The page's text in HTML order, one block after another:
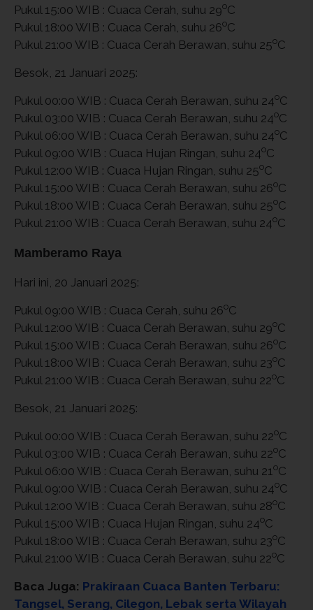
Pukul 15:00 WIB : Cuaca Cerah, suhu 29oC
Pukul 18:00 WIB : Cuaca Cerah, suhu 26oC
Pukul 21:00 WIB : Cuaca Cerah Berawan, suhu 25oC
Besok, 21 Januari 2025:
Pukul 00:00 WIB : Cuaca Cerah Berawan, suhu 24oC
Pukul 03:00 WIB : Cuaca Cerah Berawan, suhu 24oC
Pukul 06:00 WIB : Cuaca Cerah Berawan, suhu 24oC
Pukul 09:00 WIB : Cuaca Hujan Ringan, suhu 24oC
Pukul 12:00 WIB : Cuaca Hujan Ringan, suhu 25oC
Pukul 15:00 WIB : Cuaca Cerah Berawan, suhu 26oC
Pukul 18:00 WIB : Cuaca Cerah Berawan, suhu 25oC
Pukul 21:00 WIB : Cuaca Cerah Berawan, suhu 24oC
Mamberamo Raya
Hari ini, 20 Januari 2025:
Pukul 09:00 WIB : Cuaca Cerah, suhu 26oC
Pukul 12:00 WIB : Cuaca Cerah Berawan, suhu 29oC
Pukul 15:00 WIB : Cuaca Cerah Berawan, suhu 26oC
Pukul 18:00 WIB : Cuaca Cerah Berawan, suhu 23oC
Pukul 21:00 WIB : Cuaca Cerah Berawan, suhu 22oC
Besok, 21 Januari 2025:
Pukul 00:00 WIB : Cuaca Cerah Berawan, suhu 22oC
Pukul 03:00 WIB : Cuaca Cerah Berawan, suhu 22oC
Pukul 06:00 WIB : Cuaca Cerah Berawan, suhu 21 oC
Pukul 09:00 WIB : Cuaca Cerah Berawan, suhu 24oC
Pukul 12:00 WIB : Cuaca Cerah Berawan, suhu 28oC
Pukul 15:00 WIB : Cuaca Hujan Ringan, suhu 24oC
Pukul 18:00 WIB : Cuaca Cerah Berawan, suhu 23oC
Pukul 21:00 WIB : Cuaca Cerah Berawan, suhu 22oC
Baca Juga: Prakiraan Cuaca Banten Terbaru:
Tangsel, Serang, Cilegon, Lebak serta Wilayah